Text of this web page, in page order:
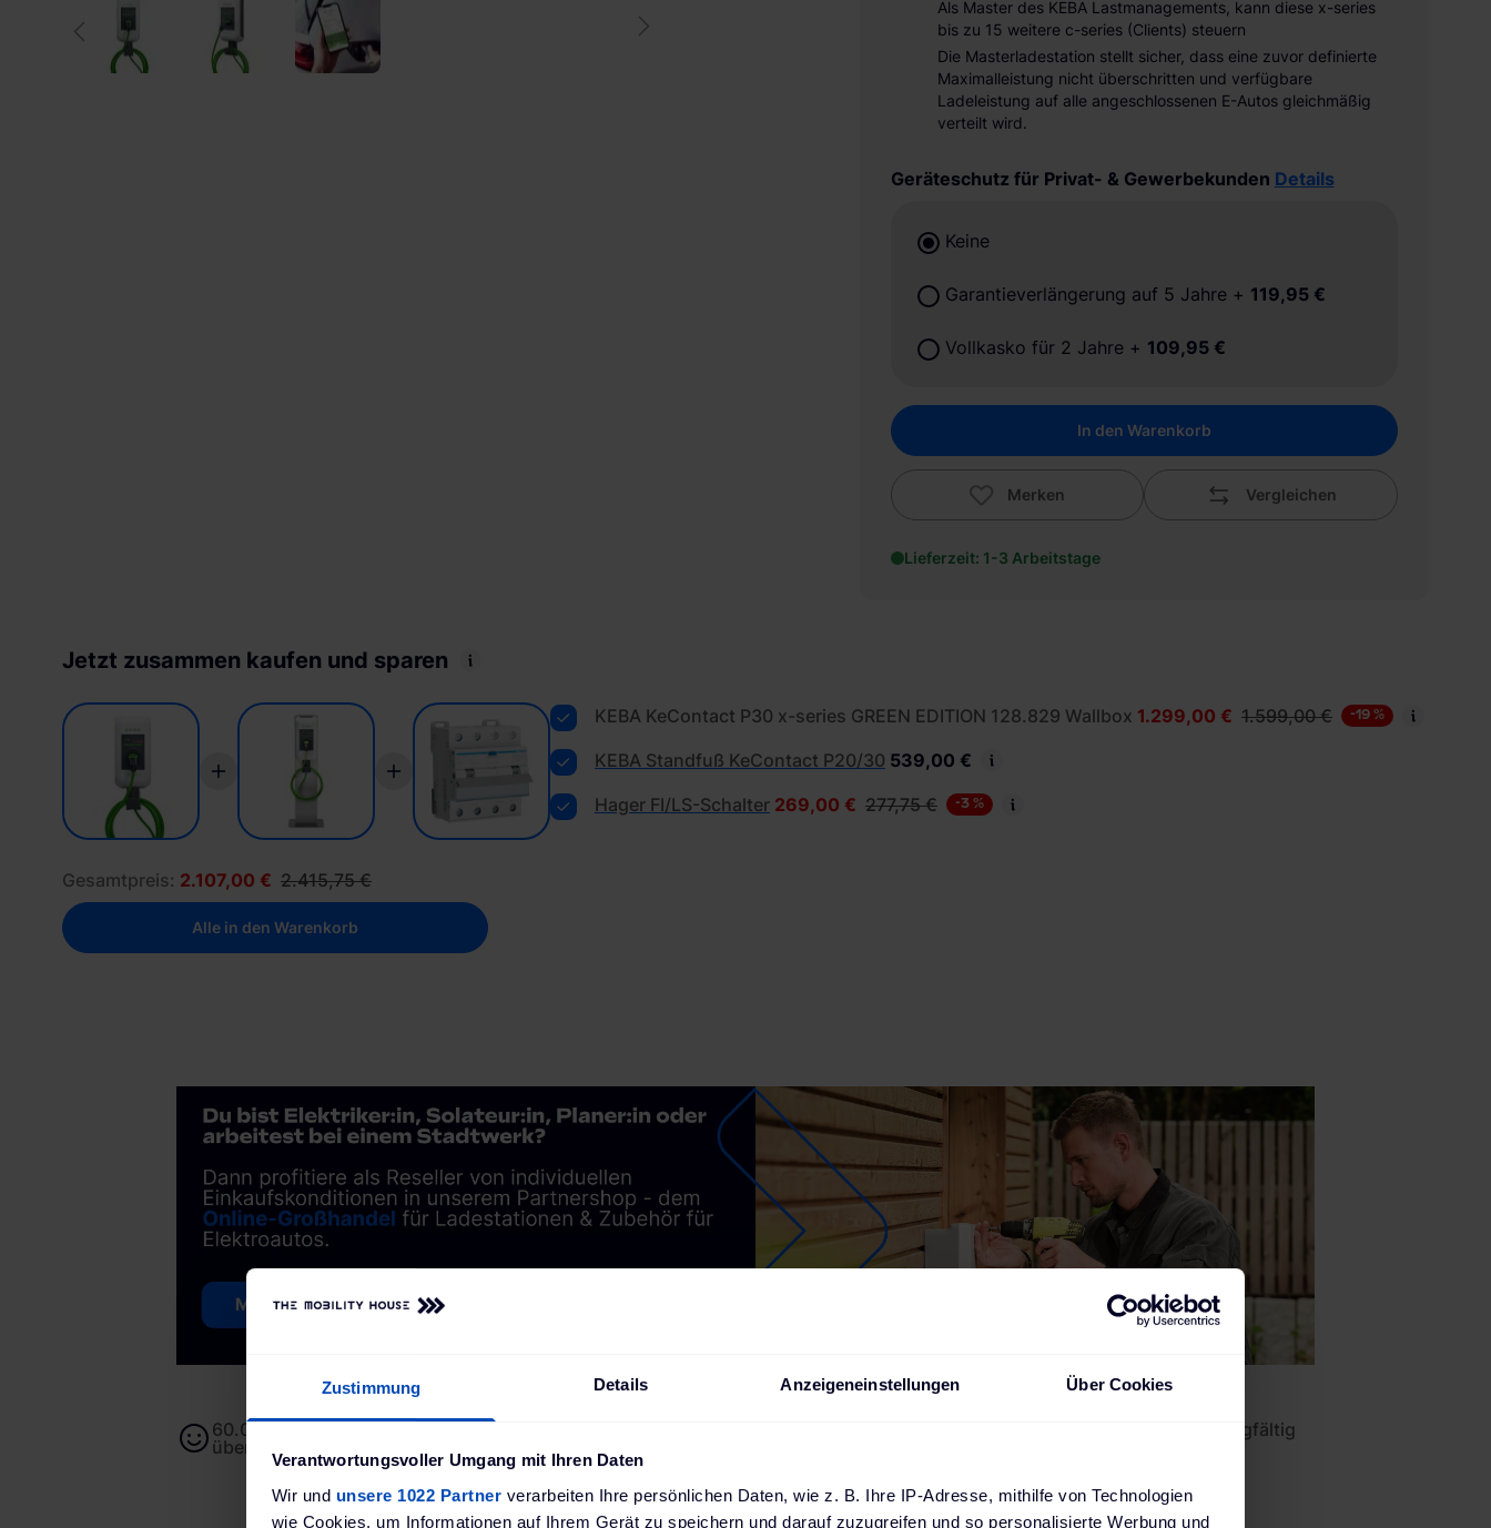
Zustimmung Details Anzeigeneinstellungen Über Cookies
Verantwortungsvoller Umgang mit Ihren Daten
Wir und unsere 1022 Partner verarbeiten Ihre persönlichen Daten, wie z. B. Ihre IP-Adresse, mithilfe von Technologien
wie Cookies, um Informationen auf Ihrem Gerät zu speichern und darauf zuzugreifen und so personalisierte Werbung und
Geräteschutz für Privat- & Gewerbekunden Details
Keine
Garantieverlängerung auf 5 Jahre + 119,95 €
Vollkasko für 2 Jahre + 109,95 €
In den Warenkorb
Merken Vergleichen
Lieferzeit: 1-3 Arbeitstage
Als Master des KEBA Lastmanagements, kann diese x-series
bis zu 15 weitere c-series (Clients) steuern
Die Masterladestation stellt sicher, dass eine zuvor definierte
Maximalleistung nicht überschritten und verfügbare
Ladeleistung auf alle angeschlossenen E-Autos gleichmäßig
verteilt wird.
Jetzt zusammen kaufen und sparen
KEBA KeContact P30 x-series GREEN EDITION 128.829 Wallbox 1.299,00 € 1.599,00 € -19 %
KEBA Standfuß KeContact P20/30 539,00 €
Hager FI/LS-Schalter 269,00 € 277,75 € -3 %
Gesamtpreis: 2.107,00 € 2.415,75 €
Alle in den Warenkorb
60.000+ Kund:innen von unserem Service
überzeugt
Alle Ladestationen sorgfältig